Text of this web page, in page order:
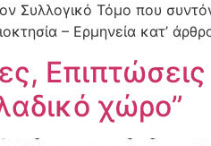
Συλλογικό Τόμο που
– Ερμηνεία κατ’
Επιπτώσεις
χώρο”